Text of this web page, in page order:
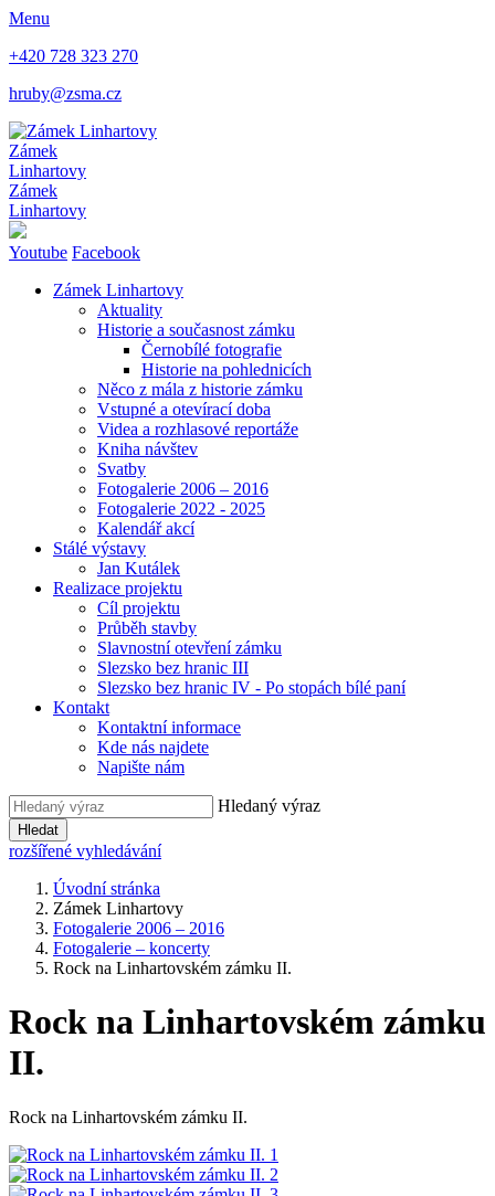
Menu
+420 728 323 270
hruby@zsma.cz
Zámek
Linhartovy
Zámek
Linhartovy
Youtube Facebook
Zámek Linhartovy
Aktuality
Historie a současnost zámku
Černobílé fotografie
Historie na pohlednicích
Něco z mála z historie zámku
Vstupné a otevírací doba
Videa a rozhlasové reportáže
Kniha návštev
Svatby
Fotogalerie 2006 – 2016
Fotogalerie 2022 - 2025
Kalendář akcí
Stálé výstavy
Jan Kutálek
Realizace projektu
Cíl projektu
Průběh stavby
Slavnostní otevření zámku
Slezsko bez hranic III
Slezsko bez hranic IV - Po stopách bílé paní
Kontakt
Kontaktní informace
Kde nás najdete
Napište nám
Hledaný výraz
Hledat
rozšířené vyhledávání
Úvodní stránka
Zámek Linhartovy
Fotogalerie 2006 – 2016
Fotogalerie – koncerty
Rock na Linhartovském zámku II.
Rock na Linhartovském zámku
II.
Rock na Linhartovském zámku II.